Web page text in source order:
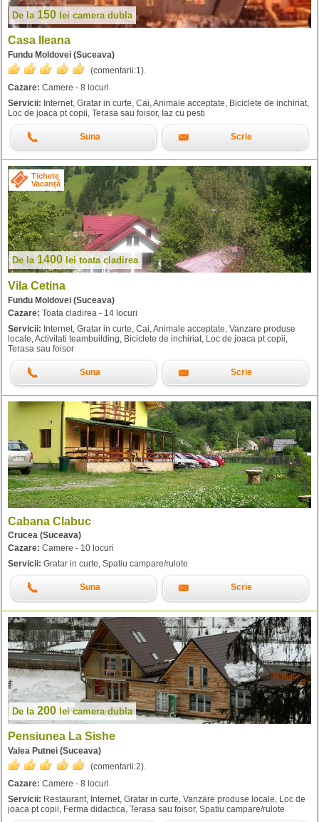
De la 150 lei camera dubla
Casa Ileana
Fundu Moldovei (Suceava)
(comentarii:1).
Cazare: Camere - 8 locuri
Servicii: Internet, Gratar in curte, Cai, Animale acceptate, Biciclete de inchiriat,
Loc de joaca pt copii, Terasa sau foisor, Iaz cu pesti
Suna Scrie
Tichete
Vacanță
De la 1400 lei toata cladirea
Vila Cetina
Fundu Moldovei (Suceava)
Cazare: Toata cladirea - 14 locuri
Servicii: Internet, Gratar in curte, Cai, Animale acceptate, Vanzare produse
locale, Activitati teambuilding, Biciclete de inchiriat, Loc de joaca pt copii,
Terasa sau foisor
Suna Scrie
Cabana Clabuc
Crucea (Suceava)
Cazare: Camere - 10 locuri
Servicii: Gratar in curte, Spatiu campare/rulote
Suna Scrie
De la 200 leicamera dubla
Pensiunea La Sishe
Valea Putnei (Suceava)
(comentarii:2).
Cazare: Camere - 8 locuri
Servicii: Restaurant, Internet, Gratar in curte, Vanzare produse locale, Loc de
joaca pt copii, Ferma didactica, Terasa sau foisor, Spatiu campare/rulote